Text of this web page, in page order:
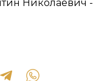
Николаевич